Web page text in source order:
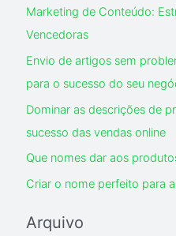
r
:
Marketing de Conteúdo:
Vencedoras
Envio de artigos sem
para o sucesso do seu
Dominar as descrições de
sucesso das vendas online
Que nomes dar aos
Criar o nome perfeito para
Arquivo